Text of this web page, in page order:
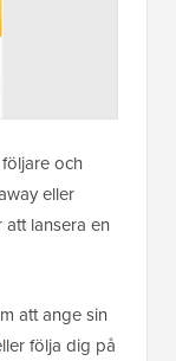
och
eller
lansera en
att ange sin
följa dig på